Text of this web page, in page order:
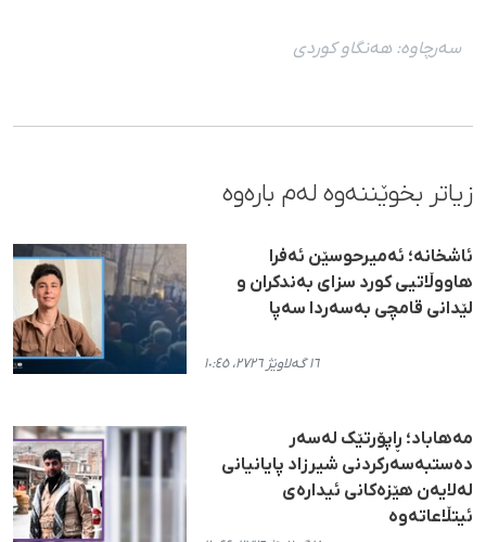
سەرچاوە:هەنگاو كوردی
زیاتر بخوێننەوە لەم بارەوە
ئاشخانە؛ ئەمیرحوسێن ئەفرا
هاووڵاتیی کورد سزای بەندکران و
لێدانی قامچی بەسەردا سەپا
١٦ گەلاوێژ ٢٧٢٦، ١٠:٤٥
مەهاباد؛ ڕاپۆرتێک لەسەر
دەستبەسەرکردنی شیرزاد پایانیانی
لەلایەن هێزەکانی ئیدارەی
ئیتڵاعاتەوە